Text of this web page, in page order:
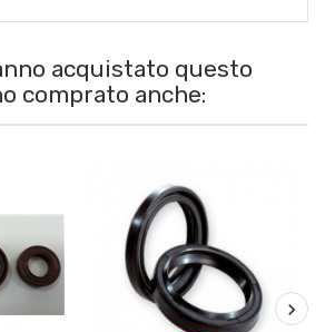
acquistato questo
comprato anche: